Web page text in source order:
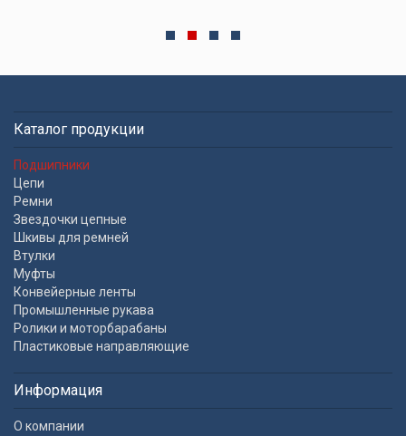
Каталог продукции
Подшипники
Цепи
Ремни
Звездочки цепные
Шкивы для ремней
Втулки
Муфты
Конвейерные ленты
Промышленные рукава
Ролики и моторбарабаны
Пластиковые направляющие
Информация
О компании